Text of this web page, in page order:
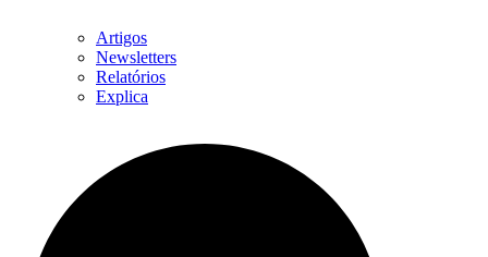
Artigos
Newsletters
Relatórios
Explica